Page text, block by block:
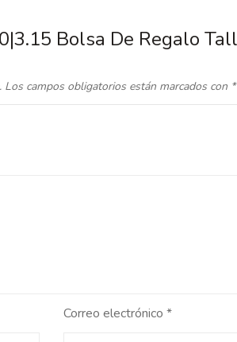
Bolsa De Regalo
Los campos obligatorios están marcados con *
Correo electrónico *